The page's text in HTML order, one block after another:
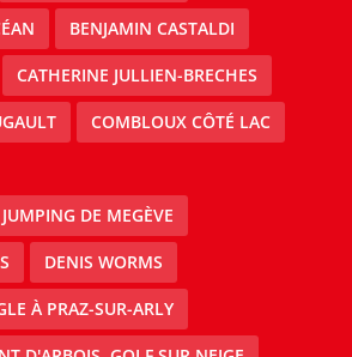
BENJAMIN CASTALDI
CATHERINE JULLIEN-BRECHES
COMBLOUX CÔTÉ LAC
DE MEGÈVE
DENIS WORMS
À PRAZ-SUR-ARLY